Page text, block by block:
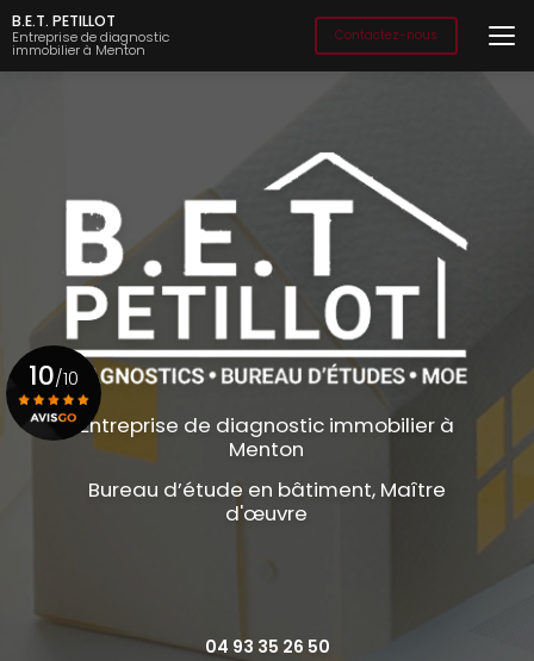
Aller
au
contenu
principal
B.E.T. PETILLOT
Entreprise de diagnostic
immobilier à Menton
Contactez-nous
Entreprise de diagnostic immobilier à
Menton
Bureau d’étude en bâtiment, Maître
d'œuvre
04 93 35 26 50
10/10
Voir le certificat